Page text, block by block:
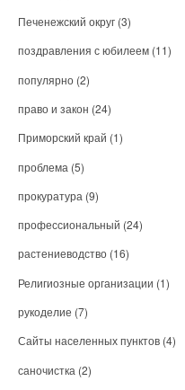
Печенежский округ (3)
поздравления с юбилеем (11)
популярно (2)
право и закон (24)
Приморский край (1)
проблема (5)
прокуратура (9)
профессиональный (24)
растениеводство (16)
Религиозные организации (1)
рукоделие (7)
Сайты населенных пунктов (4)
саночистка (2)